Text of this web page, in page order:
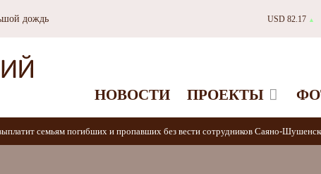
дождь USD 82.17 ▲
НОВОСТИ ПРОЕКТЫ
семьям погибших и пропавших без вести сотрудников Саяно-